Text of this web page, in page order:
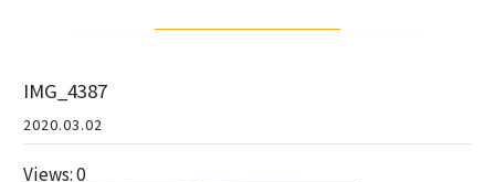
IMG_4387
2020.03.02
Views: 0